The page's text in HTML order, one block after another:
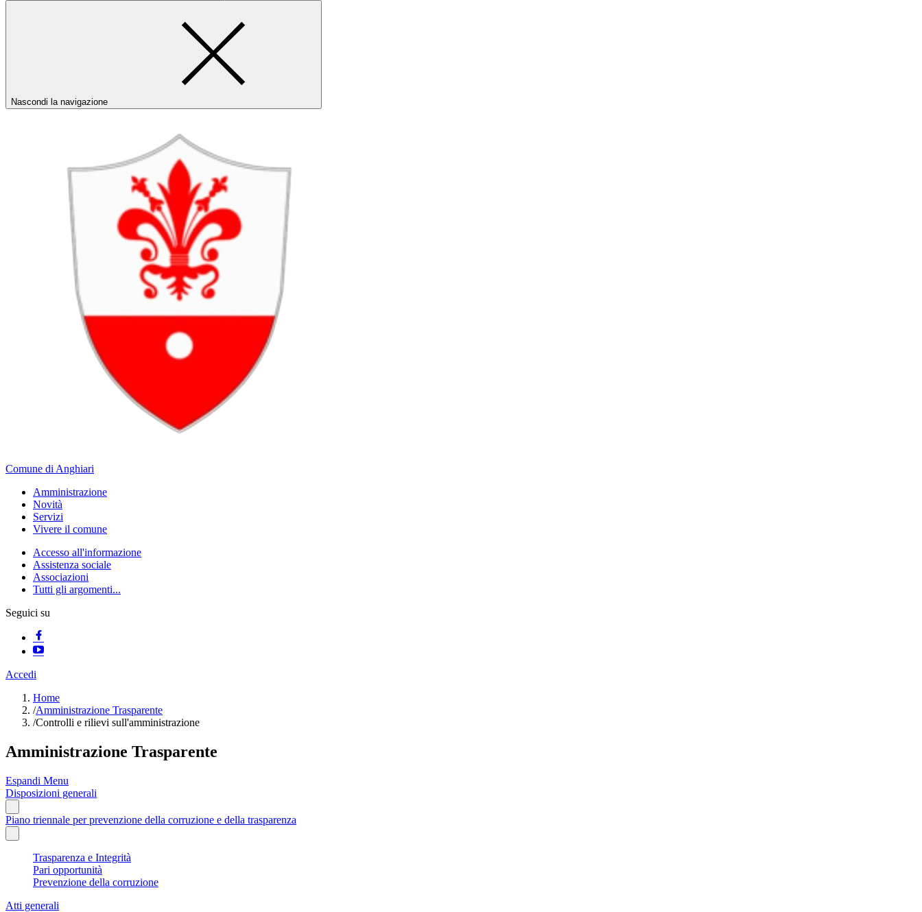
Nascondi la navigazione
Comune di Anghiari
Amministrazione
Novità
Servizi
Vivere il comune
Accesso all'informazione
Assistenza sociale
Associazioni
Tutti gli argomenti...
Seguici su
Accedi
Home
/Amministrazione Trasparente
/Controlli e rilievi sull'amministrazione
Amministrazione Trasparente
Espandi Menu
Disposizioni generali
Piano triennale per prevenzione della corruzione e della trasparenza
Trasparenza e Integrità
Pari opportunità
Prevenzione della corruzione
Atti generali